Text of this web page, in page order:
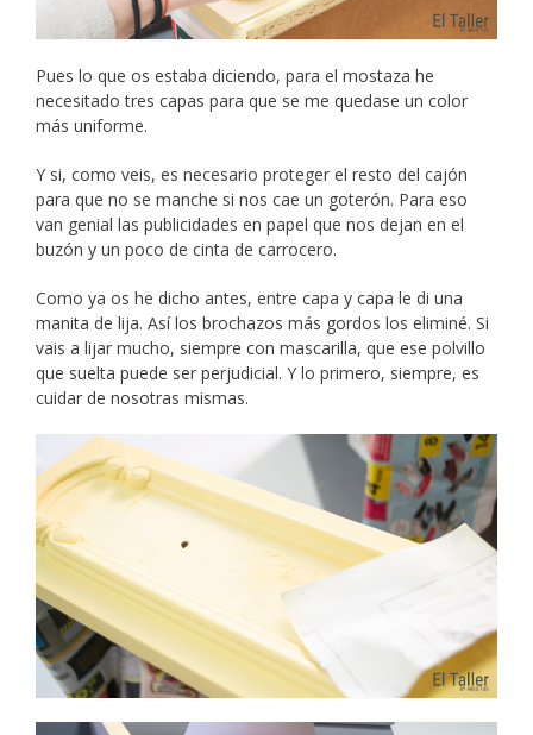
Pues lo que os estaba diciendo, para el mostaza he
necesitado tres capas para que se me quedase un color
más uniforme.
Y si, como veis, es necesario proteger el resto del cajón
para que no se manche si nos cae un goterón. Para eso
van genial las publicidades en papel que nos dejan en el
buzón y un poco de cinta de carrocero.
Como ya os he dicho antes, entre capa y capa le di una
manita de lija. Así los brochazos más gordos los eliminé. Si
vais a lijar mucho, siempre con mascarilla, que ese polvillo
que suelta puede ser perjudicial. Y lo primero, siempre, es
cuidar de nosotras mismas.